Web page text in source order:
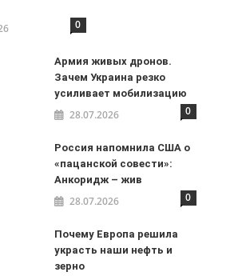
0
Армия живых дронов.
Зачем Украина резко
усиливает мобилизацию
28.07.2026 0
Россия напомнила США о
«пацанской совести»:
Анкоридж – жив
28.07.2026 0
Почему Европа решила
украсть наши нефть и
зерно